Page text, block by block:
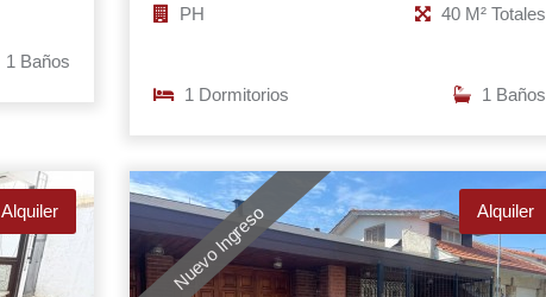
1 Baños
PH 40 M² Totales
1 Dormitorios 1 Baños
Alquiler Nuevo Ingreso Alquiler